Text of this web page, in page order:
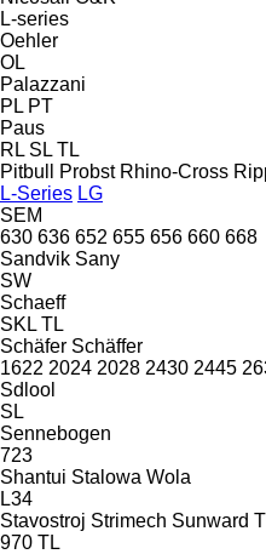
L-series
Oehler
OL
Palazzani
PL PT
Paus
RL SL TL
Pitbull
Probst Rhino-Cross
L-Series LG
SEM
630 636 652 655 656 660 668
Sandvik Sany
SW
Schaeff
SKL TL
Schäfer Schäffer
1622 2024 2028 2430 2445
Sdlool
SL
Sennebogen
723
Shantui Stalowa Wola
L34
Stavostroj Strimech Sunward
970 TL